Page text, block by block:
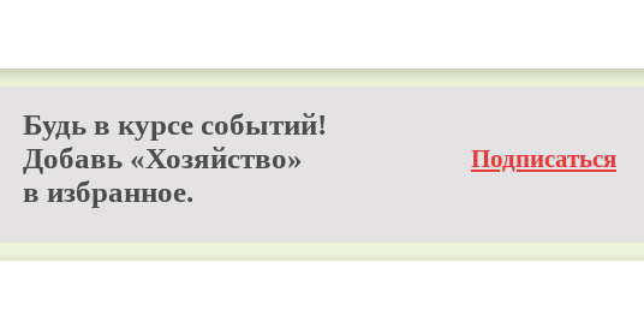
Будь в курсе событий!
Добавь «Хозяйство»
в избранное.
Подписаться